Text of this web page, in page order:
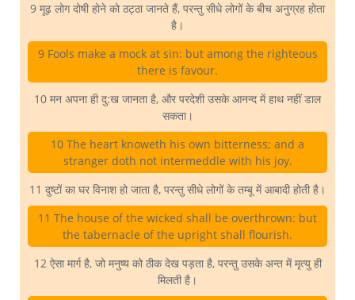
9 मूढ़ लोग दोषी होने को ठट्ठा जानते हैं, परन्तु सीधे लोगों के बीच अनुग्रह होता
है।
9 Fools make a mock at sin: but among the righteous
there is favour.
10 मन अपना ही दु:ख जानता है, और परदेशी उसके आनन्द में हाथ नहीं डाल
सकता।
10 The heart knoweth his own bitterness; and a
stranger doth not intermeddle with his joy.
11 दुष्टों का घर विनाश हो जाता है, परन्तु सीधे लोगों के तम्बू में आबादी होती है।
11 The house of the wicked shall be overthrown: but
the tabernacle of the upright shall flourish.
12 ऐसा मार्ग है, जो मनुष्य को ठीक देख पड़ता है, परन्तु उसके अन्त में मृत्यु ही
मिलती है।